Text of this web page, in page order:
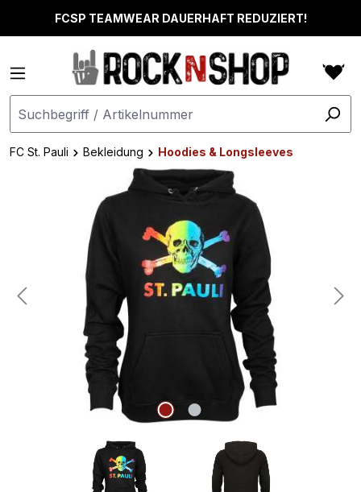
springenFCSP TEAMWEAR DAUERHAFT REDUZIERT!
FC St. Pauli Bekleidung
Hoodies & Longsleeves
Bildergalerie überspringen